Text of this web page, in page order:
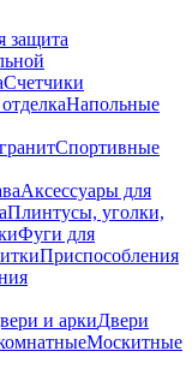
защита
Счетчики
Напольные
Спортивные
Аксессуары для
Плинтусы, уголки,
Фуги для
Приспособления
и аркиДвери
Москитные